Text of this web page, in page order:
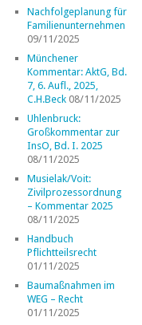
Nachfolgeplanung für
Familienunternehmen
09/11/2025
Münchener
Kommentar: AktG, Bd.
7, 6. Aufl., 2025,
C.H.Beck 08/11/2025
Uhlenbruck:
Großkommentar zur
InsO, Bd. I. 2025
08/11/2025
Musielak/Voit:
Zivilprozessordnung
– Kommentar 2025
08/11/2025
Handbuch
Pflichtteilsrecht
01/11/2025
Baumaßnahmen im
WEG – Recht
01/11/2025